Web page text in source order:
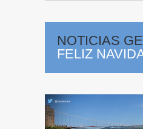
NOTICIAS
FELIZ